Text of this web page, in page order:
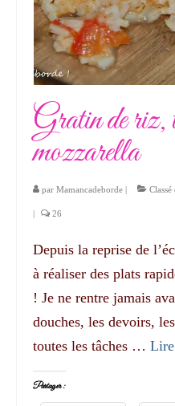
Gratin de riz,
mozzarella
par Mamancadeborde | Classé
| 26
Depuis la reprise de
à réaliser des plats
! Je ne rentre jamais
douches, les devoirs,
toutes les tâches …
Partager :